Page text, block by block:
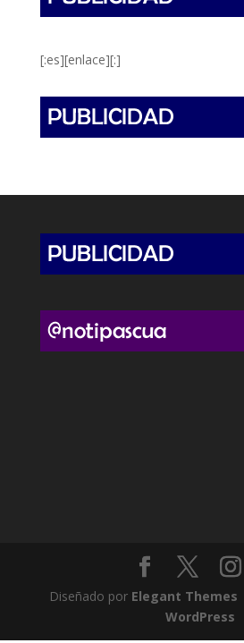
[:es][enlace][:]
Diseñado por Elegant Themes
WordPress